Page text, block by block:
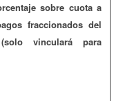
sobre cuota a
fraccionados del
vinculará para